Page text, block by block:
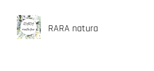
RARA natura